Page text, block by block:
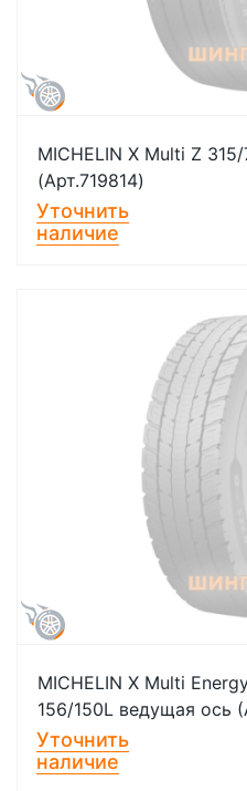
MICHELIN X Multi Z
(Арт.719814)
Уточнить
наличие
MICHELIN X Multi
156/150L ведущая ось
Уточнить
наличие